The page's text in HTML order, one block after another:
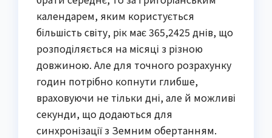
календарем, яким користується
більшість світу, рік має 365,2425 днів, що
розподіляється на місяці з різною
довжиною. Але для точного розрахунку
годин потрібно копнути глибше,
враховуючи не тільки дні, але й можливі
секунди, що додаються для
синхронізації з Земним обертанням.